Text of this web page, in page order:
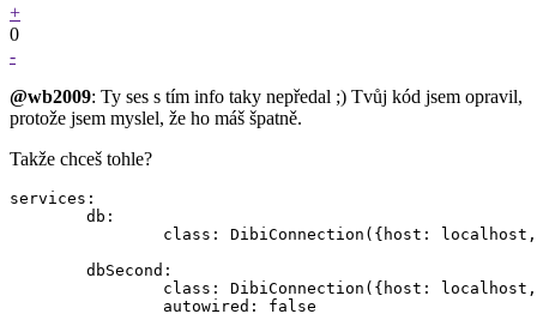
+
0
-
@wb2009: Ty ses s tím info taky nepředal ;) Tvůj kód jsem opravil,
protože jsem myslel, že ho máš špatně.
Takže chceš tohle?
services: